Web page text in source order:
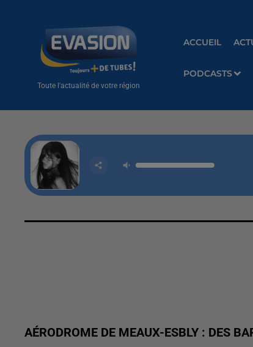
Toute l'actualité de votre région
ACCUEIL
PODCASTS
AÉRODROME DE MEAUX-ESBLY : DES